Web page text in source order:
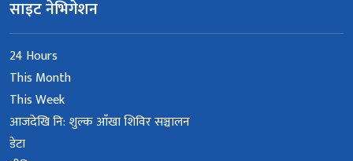
साइट नेभिगेशन
24 Hours
This Month
This Week
आजदेखि नि: शुल्क आँखा शिविर सञ्चालन
डेटा